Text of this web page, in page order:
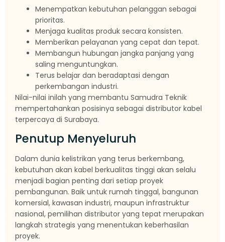
Menempatkan kebutuhan pelanggan sebagai
prioritas.
Menjaga kualitas produk secara konsisten.
Memberikan pelayanan yang cepat dan tepat.
Membangun hubungan jangka panjang yang
saling menguntungkan.
Terus belajar dan beradaptasi dengan
perkembangan industri.
Nilai-nilai inilah yang membantu Samudra Teknik
mempertahankan posisinya sebagai distributor kabel
terpercaya di Surabaya.
Penutup Menyeluruh
Dalam dunia kelistrikan yang terus berkembang,
kebutuhan akan kabel berkualitas tinggi akan selalu
menjadi bagian penting dari setiap proyek
pembangunan. Baik untuk rumah tinggal, bangunan
komersial, kawasan industri, maupun infrastruktur
nasional, pemilihan distributor yang tepat merupakan
langkah strategis yang menentukan keberhasilan
proyek.